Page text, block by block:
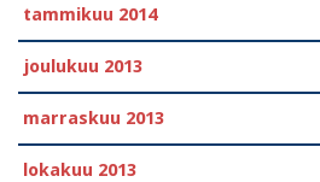
tammikuu 2014
joulukuu 2013
marraskuu 2013
lokakuu 2013